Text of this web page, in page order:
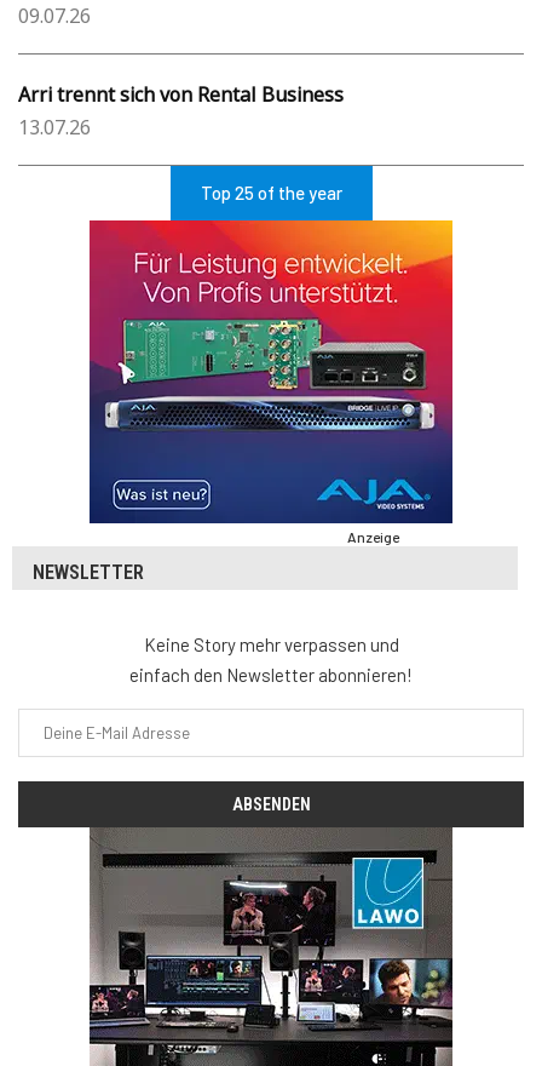
09.07.26
Arri trennt sich von Rental Business
13.07.26
Top 25 of the year
Anzeige
NEWSLETTER
Keine Story mehr verpassen und
einfach den Newsletter abonnieren!